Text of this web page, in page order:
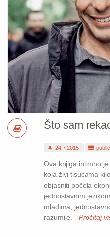
Što sam
24.7.2015
Ova knjiga intimno
koja živi tisućama
objasniti počela
jednostavnim
mladima,
razumije. - Pročitaj